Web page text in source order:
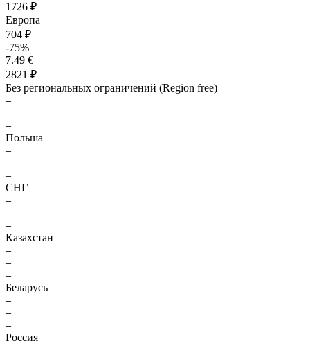
1726 ₽
Европа
704 ₽
-75%
7.49 €
2821 ₽
Без региональных ограничений (Region free)
–
–
–
Польша
–
–
–
СНГ
–
–
–
Казахстан
–
–
–
Беларусь
–
–
–
Россия